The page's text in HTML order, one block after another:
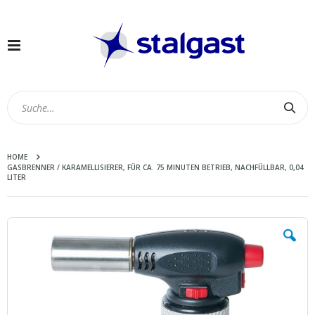
Navigation
HOME
GASBRENNER / KARAMELLISIERER, FÜR CA. 75 MINUTEN BETRIEB, NACHFÜLLBAR, 0,04
LITER
Zum
Bildergalerie